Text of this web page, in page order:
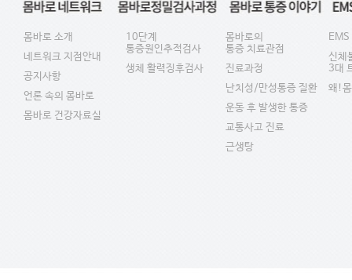
몸바로 소개
네트워크 지점안내
공지사항
언론 속의 몸바로
몸바로 건강자료실
10단계
통증원인추적검사
생체 활력징후검사
몸바로의
통증 치료관점
진료과정
난치성/만성통증 질환
운동 후 발생한 통증
교통사고 진료
근생탕
EMS
신체
3대
왜!